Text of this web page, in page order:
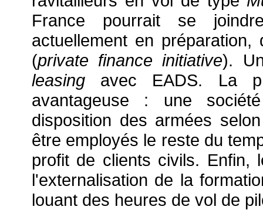
France pourrait se
actuellement en
(private finance initiative).
leasing avec EADS. La
avantageuse : une
disposition des armées
être employés le reste du
profit de clients civils. Enfin,
l'externalisation de la
louant des heures de vol de